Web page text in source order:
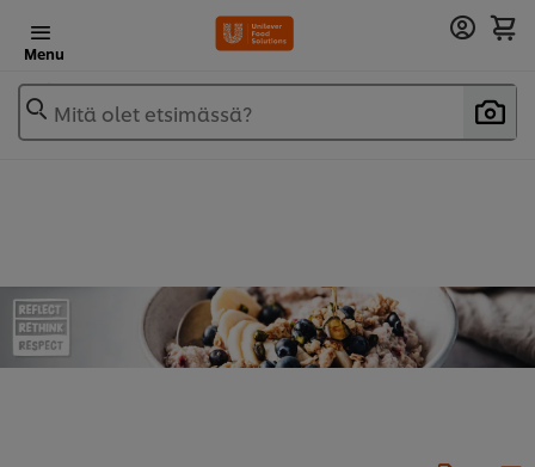
Menu
Mitä olet etsimässä?